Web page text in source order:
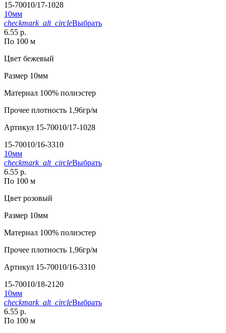
15-70010/17-1028
10мм
checkmark_alt_circleВыбрать
6.55 р.
По 100 м
Цвет бежевый
Размер 10мм
Материал 100% полиэстер
Прочее плотность 1,96гр/м
Артикул 15-70010/17-1028
15-70010/16-3310
10мм
checkmark_alt_circleВыбрать
6.55 р.
По 100 м
Цвет розовый
Размер 10мм
Материал 100% полиэстер
Прочее плотность 1,96гр/м
Артикул 15-70010/16-3310
15-70010/18-2120
10мм
checkmark_alt_circleВыбрать
6.55 р.
По 100 м